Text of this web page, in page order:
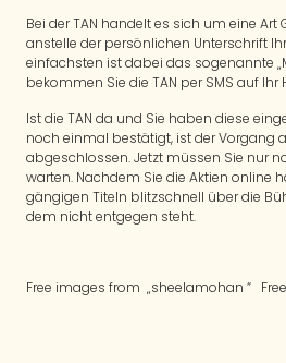
Bei der TAN handelt es sich um eine
anstelle der persönlichen Unterschrift
einfachsten ist dabei das sogenannte
bekommen Sie die TAN per SMS auf Ihr
Ist die TAN da und Sie haben diese
noch einmal bestätigt, ist der Vorgang
abgeschlossen. Jetzt müssen Sie nur
warten. Nachdem Sie die Aktien online
gängigen Titeln blitzschnell über die
dem nicht entgegen steht.
Free images from „sheelamohan “